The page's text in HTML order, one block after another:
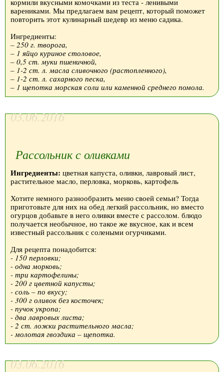
кормили вкусными комочками из теста - ленивыми
варениками. Мы предлагаем вам рецепт, который поможет
повторить этот кулинарный шедевр из меню садика.
Ингредиенты:
– 250 г. творога,
– 1 яйцо куриное столовое,
– 0,5 ст. муки пшеничной,
– 1-2 ст. л. масла сливочного (растопленного),
– 1-2 ст. л. сахарного песка,
– 1 щепотка морская соли или каменной среднего помола.
03.06.2016
Рассольник с оливками
Ингредиенты: цветная капуста, оливки, лавровый лист,
растительное масло, перловка, морковь, картофель
Хотите немного разнообразить меню своей семьи? Тогда
приготовьте для них на обед легкий рассольник, но вместо
огурцов добавьте в него оливки вместе с рассолом. блюдо
получается необычное, но такое же вкусное, как и всем
известный рассольник с солеными огурчиками.
Для рецепта понадобится:
- 150 перловки;
- одна морковь;
- три картофелины;
- 200 г цветной капусты;
- соль – по вкусу;
- 300 г оливок без косточек;
- пучок укропа;
- два лавровых листа;
- 2 ст. ложки растительного масла;
- молотая гвоздика – щепотка.
03.06.2016